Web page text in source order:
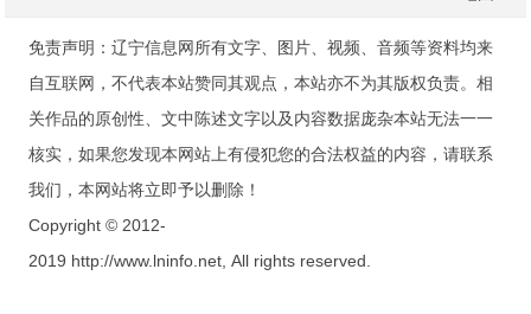
免责声明：辽宁信息网所有文字、图片、视频、音频等资料均来
自互联网，不代表本站赞同其观点，本站亦不为其版权负责。相
关作品的原创性、文中陈述文字以及内容数据庞杂本站无法一一
核实，如果您发现本网站上有侵犯您的合法权益的内容，请联系
我们，本网站将立即予以删除！
Copyright © 2012-
2019 http://www.lninfo.net, All rights reserved.